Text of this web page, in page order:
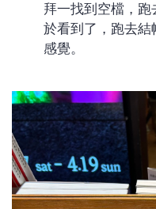
拜一找到空檔，
於看到了，跑去
感覺。